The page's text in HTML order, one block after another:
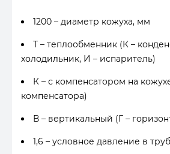
1200 – диаметр кожуха, мм
Т – теплообменник (К –
холодильник, И – испаритель)
К – с компенсатором на
компенсатора)
В – вертикальный (Г –
1,6 – условное давление в